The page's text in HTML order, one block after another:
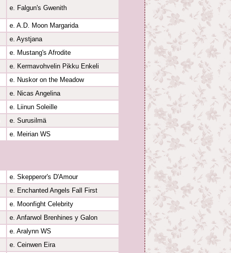
e. Falgun's Gwenith
e. A.D. Moon Margarida
e. Aystjana
e. Mustang's Afrodite
e. Kermavohvelin Pikku Enkeli
e. Nuskor on the Meadow
e. Nicas Angelina
e. Liinun Soleille
e. Surusilmä
e. Meirian WS
e. Skepperor's D'Amour
e. Enchanted Angels Fall First
e. Moonfight Celebrity
e. Anfarwol Brenhines y Galon
e. Aralynn WS
e. Ceinwen Eira